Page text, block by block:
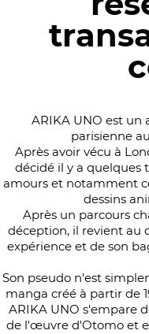
ARIKA UNO est un
parisienne
Après avoir vécu à
décidé il y a quelques
amours et notamment
dessins
Après un parcours
déception, il revient au
expérience et de son
Son pseudo n'est
manga créé à partir de
ARIKA UNO s'empare
de l'œuvre d'Otomo et